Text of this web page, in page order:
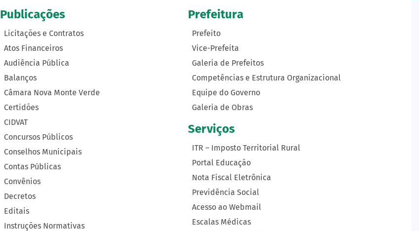
Publicações
Licitações e Contratos
Atos Financeiros
Audiência Pública
Balanços
Câmara Nova Monte Verde
Certidões
CIDVAT
Concursos Públicos
Conselhos Municipais
Contas Públicas
Convênios
Decretos
Editais
Instruções Normativas
Prefeitura
Prefeito
Vice-Prefeita
Galeria de Prefeitos
Competências e Estrutura Organizacional
Equipe do Governo
Galeria de Obras
Serviços
ITR – Imposto Territorial Rural
Portal Educação
Nota Fiscal Eletrônica
Previdência Social
Acesso ao Webmail
Escalas Médicas